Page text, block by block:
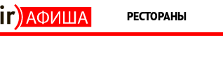
РЕСТОРАНЫ